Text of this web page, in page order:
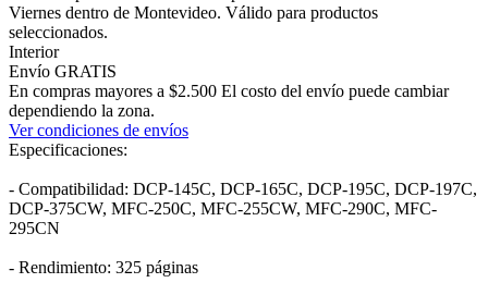
Viernes dentro de Montevideo. Válido para productos
seleccionados.
Interior
Envío GRATIS
En compras mayores a $2.500 El costo del envío puede cambiar
dependiendo la zona.
Ver condiciones de envíos
Especificaciones:
- Compatibilidad: DCP-145C, DCP-165C, DCP-195C, DCP-197C,
DCP-375CW, MFC-250C, MFC-255CW, MFC-290C, MFC-
295CN
- Rendimiento: 325 páginas